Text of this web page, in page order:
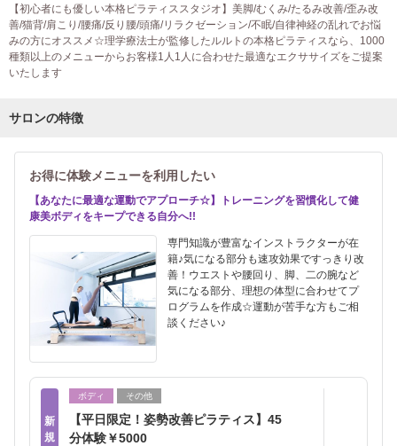
【初心者にも優しい本格ピラティススタジオ】美脚/むくみ/たるみ改善/歪み改
善/猫背/肩こり/腰痛/反り腰/頭痛/リラクゼーション/不眠/自律神経の乱れでお悩
みの方にオススメ☆理学療法士が監修したルルトの本格ピラティスなら、1000
種類以上のメニューからお客様1人1人に合わせた最適なエクササイズをご提案
いたします
サロンの特徴
お得に体験メニューを利用したい
【あなたに最適な運動でアプローチ☆】トレーニングを習慣化して健
康美ボディをキープできる自分へ!!
専門知識が豊富なインストラクターが在
籍♪気になる部分も速攻効果ですっきり改
善！ウエストや腰回り、脚、二の腕など
気になる部分、理想の体型に合わせてプ
ログラムを作成☆運動が苦手な方もご相
談ください♪
新
規
ボディ その他
【平日限定！姿勢改善ピラティス】45
分体験￥5000